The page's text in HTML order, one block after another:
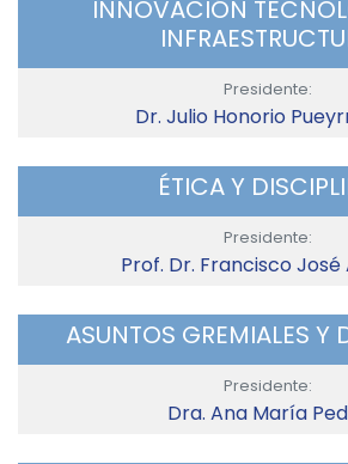
INNOVACIÓN
Presidente:
Dr. Julio Honorio
ÉTICA Y
Presidente:
Prof. Dr. Francisco José
ASUNTOS GREMIALES Y
Presidente:
Dra. Ana María